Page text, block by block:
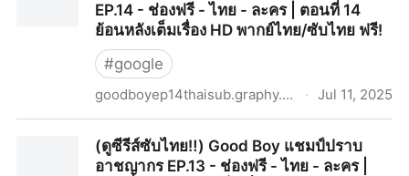
EP.14 - ช่องฟรี - ไทย - ละคร | ตอนที่ 14
ย้อนหลังเต็มเรื่อง HD พากย์ไทย/ซับไทย ฟรี!
#google
goodboyep14thaisub.graphy.com · Jul 11, 2025
- ไทย - ละคร | ตอนที่ 14 ย้อนหลังเต็มเรื่อง HD พากย์ไทย/
(ดูซีรีส์ซับไทย‼️) Good Boy แชมป์ปราบ
อาชญากร EP.13 - ช่องฟรี - ไทย - ละคร |